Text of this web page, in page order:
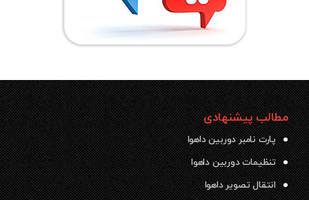
مطالب پیشنهادی
پارت نامبر دوربین داهوا
تنظیمات دوربین داهوا
انتقال تصویر داهوا